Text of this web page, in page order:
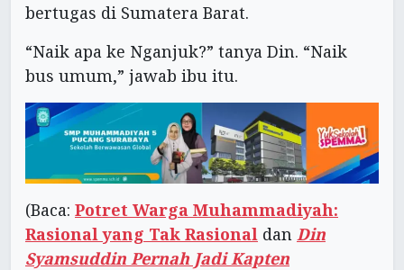
bertugas di Sumatera Barat.
“Naik apa ke Nganjuk?” tanya Din. “Naik
bus umum,” jawab ibu itu.
(Baca: Potret Warga Muhammadiyah:
Rasional yang Tak Rasional dan Din
Syamsuddin Pernah Jadi Kapten